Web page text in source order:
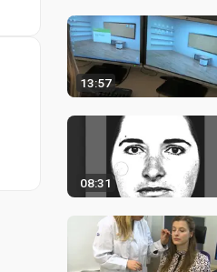
13:57
08:31